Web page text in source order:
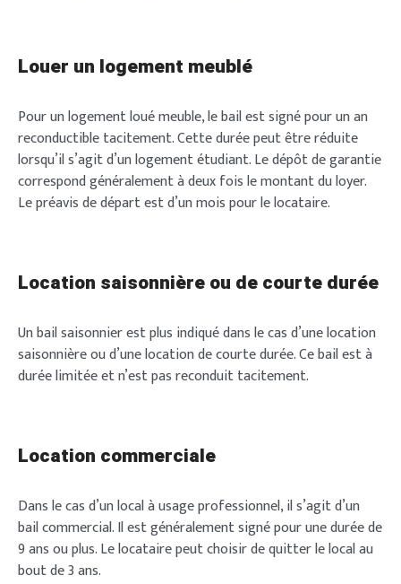
Louer un logement meublé
Pour un logement loué meuble, le bail est signé pour un an
reconductible tacitement. Cette durée peut être réduite
lorsqu’il s’agit d’un logement étudiant. Le dépôt de garantie
correspond généralement à deux fois le montant du loyer.
Le préavis de départ est d’un mois pour le locataire.
Location saisonnière ou de courte durée
Un bail saisonnier est plus indiqué dans le cas d’une location
saisonnière ou d’une location de courte durée. Ce bail est à
durée limitée et n’est pas reconduit tacitement.
Location commerciale
Dans le cas d’un local à usage professionnel, il s’agit d’un
bail commercial. Il est généralement signé pour une durée de
9 ans ou plus. Le locataire peut choisir de quitter le local au
bout de 3 ans.